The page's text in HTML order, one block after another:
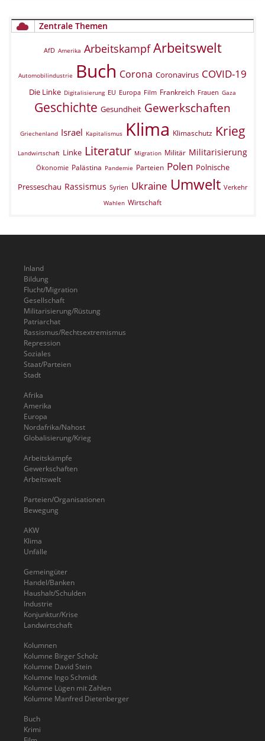
Zentrale Themen
AfD Amerika Arbeitskampf Arbeitswelt
Automobilindustrie Buch Corona Coronavirus COVID-19
Die Linke Digitalisierung EU Europa Film Frankreich Frauen Gaza
Geschichte Gesundheit Gewerkschaften
Griechenland Israel Kapitalismus Klima Klimaschutz Krieg
Landwirtschaft Linke Literatur Migration Militär Militarisierung
Ökonomie Palästina Pandemie Parteien Polen Polnische
Presseschau Rassismus Syrien Ukraine Umwelt Verkehr
Wahlen Wirtschaft
Inland
Bildung
Flucht/Migration
Gesellschaft
Militarisierung/Rüstung
Patriarchat
Rassismus/Rechtsextremismus
Repression
Soziales
Staat/Parteien
Stadt
Afrika
Amerika
Europa
Nordafrika/Nahost
Globalisierung/Krieg
Arbeitskämpfe
Gewerkschaften
Arbeitswelt
Parteien/Organisationen
Bewegung
AKW
Klima
Unfälle
Gemeingüter
Handel/Banken
Haushalt/Schulden
Industrie
Konjunktur/Krise
Landwirtschaft
Kolumnen
Kolumne Birger Scholz
Kolumne David Stein
Kolumne Ingo Schmidt
Kolumne Lügen mit Zahlen
Kolumne Manfred Dietenberger
Buch
Krimi